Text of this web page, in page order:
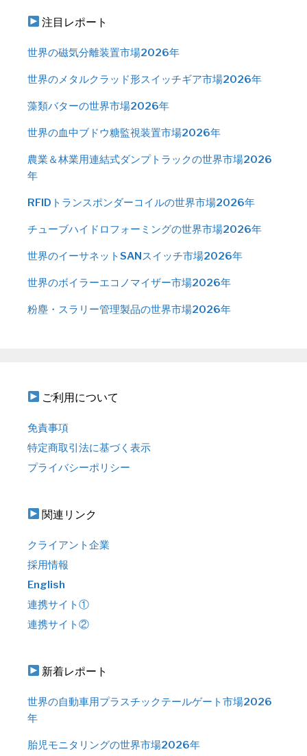
注目レポート
世界の磁気分離装置市場2026年
世界のメタルクラッド形スイッチギア市場2026年
藻類バターの世界市場2026年
世界の血中ブドウ糖監視装置市場2026年
農業＆林業用連結式ダンプトラックの世界市場2026
年
RFIDトランスポンダーコイルの世界市場2026年
チューブハイドロフォーミングの世界市場2026年
世界のイーサネットSANスイッチ市場2026年
世界のボイラーエコノマイザー市場2026年
粉塵・スラリー管理製品の世界市場2026年
ご利用について
免責事項
特定商取引法に基づく表示
プライバシーポリシー
関連リンク
クライアント企業
採用情報
English
連携サイト①
連携サイト②
新着レポート
世界の自動車用プラスチックテールゲート市場2026
年
胎児モニタリングの世界市場2026年